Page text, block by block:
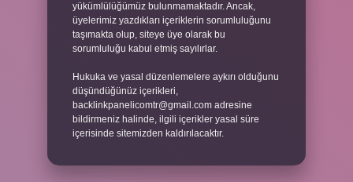
yükümlülüğümüz bulunmamaktadır. Ancak,
üyelerimiz yazdıkları içeriklerin sorumluluğunu
taşımakta olup, siteye üye olarak bu
sorumluluğu kabul etmiş sayılırlar.
Hukuka ve yasal düzenlemelere aykırı olduğunu
düşündüğünüz içerikleri,
backlinkpanelicomtr@gmail.com adresine
bildirmeniz halinde, ilgili içerikler yasal süre
içerisinde sitemizden kaldırılacaktır.